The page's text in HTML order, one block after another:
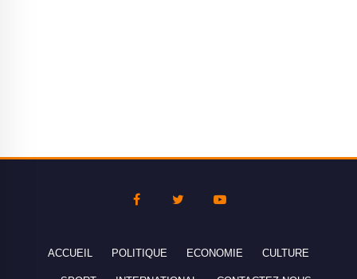
ACCUEIL POLITIQUE ECONOMIE CULTURE